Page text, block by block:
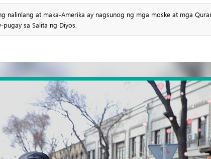
nalinlang at maka-Amerika ay nagsunog ng mga moske at mga
sa Salita ng Diyos.